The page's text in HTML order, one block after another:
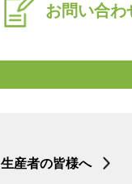
お問い合わ
生産者の皆様へ